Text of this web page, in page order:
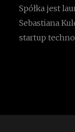
Spółka jest
Sebastiana
startup